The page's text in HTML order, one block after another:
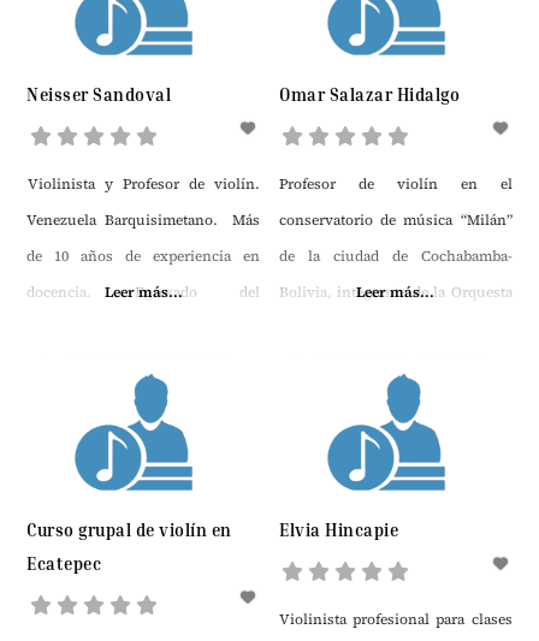
de sus estudiantes, o aspirantes a
estudiantes, para potenciar sus
talentos, así como iniciar y
desarrollar el estudio sistemático
las áreas
Neisser Sandoval
Violinista y Profesor de violín.
Venezuela Barquisimetano. Más
de 10 años de experiencia en
docencia. Egresado del
Venezuela. Fue miembro-
fundador y Concertino de las
Orquestas infantiles y Juveniles
Concurso, Integra la sinfónica
Fundador compartiendo grandes
Leer más...
Omar Salazar Hidalgo
Profesor de violín en el
conservatorio de música “Milán”
de la ciudad de Cochabamba-
Bolivia, integrante de la Orquesta
Leer más...
Curso grupal de violín en
Ecatepec
Elvia Hincapie
Violinista profesional para clases